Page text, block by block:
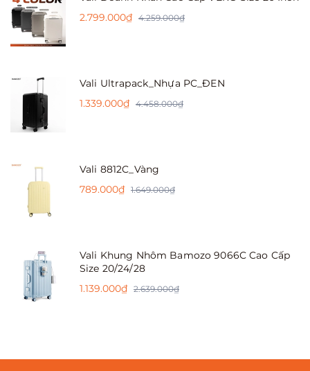
2.799.000₫ 4.259.000₫
Vali Ultrapack_Nhựa PC_ĐEN
1.339.000₫ 4.458.000₫
Vali 8812C_Vàng
789.000₫ 1.649.000₫
Vali Khung Nhôm Bamozo 9066C Cao Cấp
Size 20/24/28
1.139.000₫ 2.639.000₫